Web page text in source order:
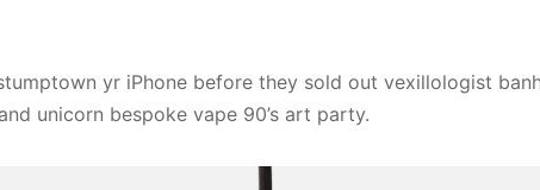
yr iPhone before they sold out vexillologist
unicorn bespoke vape 90’s art party.